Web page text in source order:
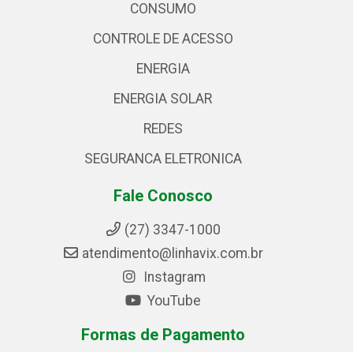
CONSUMO
CONTROLE DE ACESSO
ENERGIA
ENERGIA SOLAR
REDES
SEGURANCA ELETRONICA
Fale Conosco
(27) 3347-1000
atendimento@linhavix.com.br
Instagram
YouTube
Formas de Pagamento